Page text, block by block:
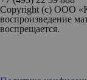
Copyright (с) ООО
воспроизведение
воспрещается.